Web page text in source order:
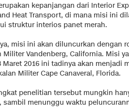
kepanjangan dari Interior
Heat Transport, di mana misi ini
struktur interios panet merah.
misi ini akan diluncurkan dengan
Militer Vandenberg, California. Misi
Maret 2016 ini tadinya akan menjadi
Militer Cape Canaveral, Florida.
penelitian tersebut mungkin
sambil menunggu waktu